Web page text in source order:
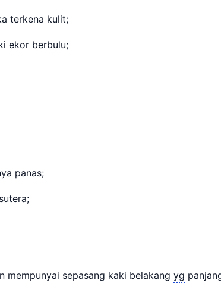
terkena kulit;
ekor berbulu;
panas;
mempunyai sepasang kaki belakang yg